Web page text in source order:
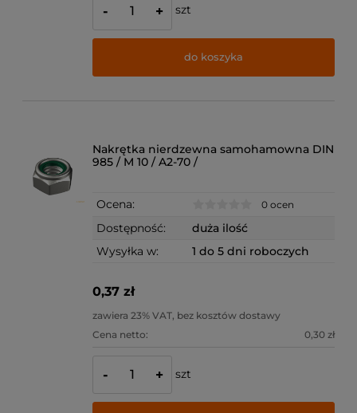
- + szt
do koszyka
Nakrętka nierdzewna samohamowna DIN
985 / M 10 / A2-70 /
Ocena: 0 ocen
Dostępność:
duża ilość
Wysyłka w:
1 do 5 dni roboczych
0,37 zł
zawiera 23% VAT, bez kosztów dostawy
Cena netto:
0,30 zł
- + szt